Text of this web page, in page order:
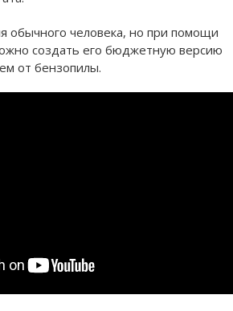
обычного человека, но при помощи
создать его бюджетную версию
от бензопилы.